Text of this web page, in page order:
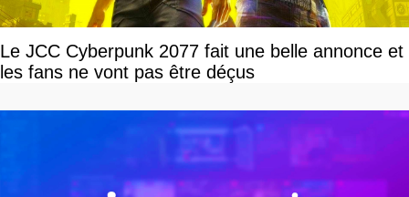
Le JCC Cyberpunk 2077 fait une belle annonce et
les fans ne vont pas être déçus